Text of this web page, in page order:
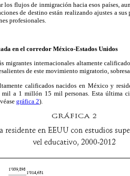
los flujos de inmigración hacia esos países,
de destino están realizando ajustes a
profesionales.
en el corredor México-Estados Unidos
migrantes internacionales altamente
de este movimiento migratorio,
calificados nacidos en México y
a 1 millón 15 mil personas. Esta última
gráfica 2).